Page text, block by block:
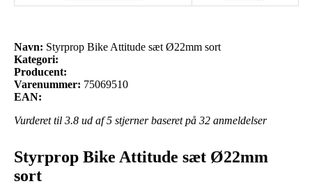
Navn: Styrprop Bike Attitude sæt Ø22mm sort
Kategori:
Producent:
Varenummer: 75069510
EAN:
Vurderet til 3.8 ud af 5 stjerner baseret på 32 anmeldelser
Styrprop Bike Attitude sæt Ø22mm
sort